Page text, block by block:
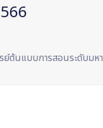
ย์ต้นแบบการสอนระดับมห